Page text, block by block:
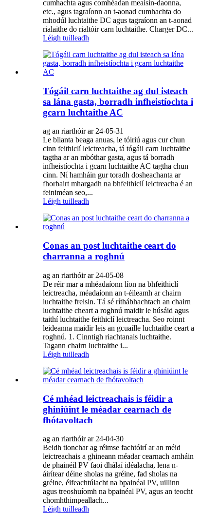
cumhachta agus comhéadan meaisín-daonna,
etc., agus tagraíonn an t-aonad cumhachta do
mhodúl luchtaithe DC agus tagraíonn an t-aonad
rialaithe do rialtóir carn luchtaithe. Charger DC...
Léigh tuilleadh
Tógáil carn luchtaithe ag dul isteach
sa lána gasta, borradh infheistíochta i
gcarn luchtaithe AC
ag an riarthóir ar 24-05-31
Le blianta beaga anuas, le tóiriú agus cur chun
cinn feithiclí leictreacha, tá tógáil carn luchtaithe
tagtha ar an mbóthar gasta, agus tá borradh
infheistíochta i gcarn luchtaithe AC tagtha chun
cinn. Ní hamháin gur toradh dosheachanta ar
fhorbairt mhargadh na bhfeithiclí leictreacha é an
feiniméan seo,...
Léigh tuilleadh
Conas an post luchtaithe ceart do
charranna a roghnú
ag an riarthóir ar 24-05-08
De réir mar a mhéadaíonn líon na bhfeithiclí
leictreacha, méadaíonn an t-éileamh ar chairn
luchtaithe freisin. Tá sé ríthábhachtach an chairn
luchtaithe cheart a roghnú maidir le húsáid agus
taithí luchtaithe feithiclí leictreacha. Seo roinnt
leideanna maidir leis an gcuaille luchtaithe ceart a
roghnú. 1. Cinntigh riachtanais luchtaithe.
Tagann chairn luchtaithe i...
Léigh tuilleadh
Cé mhéad leictreachais is féidir a
ghiniúint le méadar cearnach de
fhótavoltach
ag an riarthóir ar 24-04-30
Beidh tionchar ag réimse fachtóirí ar an méid
leictreachais a ghineann méadar cearnach amháin
de phainéil PV faoi dhálaí idéalacha, lena n-
áirítear déine sholas na gréine, fad sholas na
gréine, éifeachtúlacht na bpainéal PV, uillinn
agus treoshuíomh na bpainéal PV, agus an teocht
chomhthimpeallach...
Léigh tuilleadh